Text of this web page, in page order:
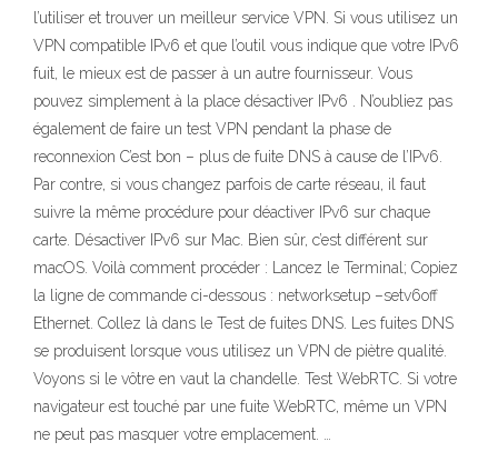
l’utiliser et trouver un meilleur service VPN. Si vous utilisez un
VPN compatible IPv6 et que l’outil vous indique que votre IPv6
fuit, le mieux est de passer à un autre fournisseur. Vous
pouvez simplement à la place désactiver IPv6 . N’oubliez pas
également de faire un test VPN pendant la phase de
reconnexion C’est bon – plus de fuite DNS à cause de l’IPv6.
Par contre, si vous changez parfois de carte réseau, il faut
suivre la même procédure pour déactiver IPv6 sur chaque
carte. Désactiver IPv6 sur Mac. Bien sûr, c’est différent sur
macOS. Voilà comment procéder : Lancez le Terminal; Copiez
la ligne de commande ci-dessous : networksetup –setv6off
Ethernet. Collez là dans le Test de fuites DNS. Les fuites DNS
se produisent lorsque vous utilisez un VPN de piètre qualité.
Voyons si le vôtre en vaut la chandelle. Test WebRTC. Si votre
navigateur est touché par une fuite WebRTC, même un VPN
ne peut pas masquer votre emplacement. …